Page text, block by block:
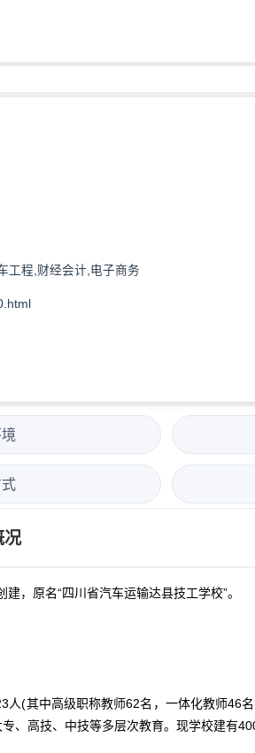
工程,财经会计,电子商务
况
原名“四川省汽车运输达县技工学校”。
其中高级职称教师62名，一体化教师46
、高技、中技等多层次教育。现学校建有